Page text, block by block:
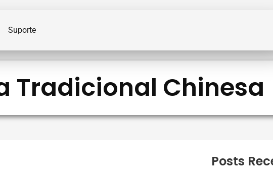
Suporte
Tradicional Chinesa
Posts